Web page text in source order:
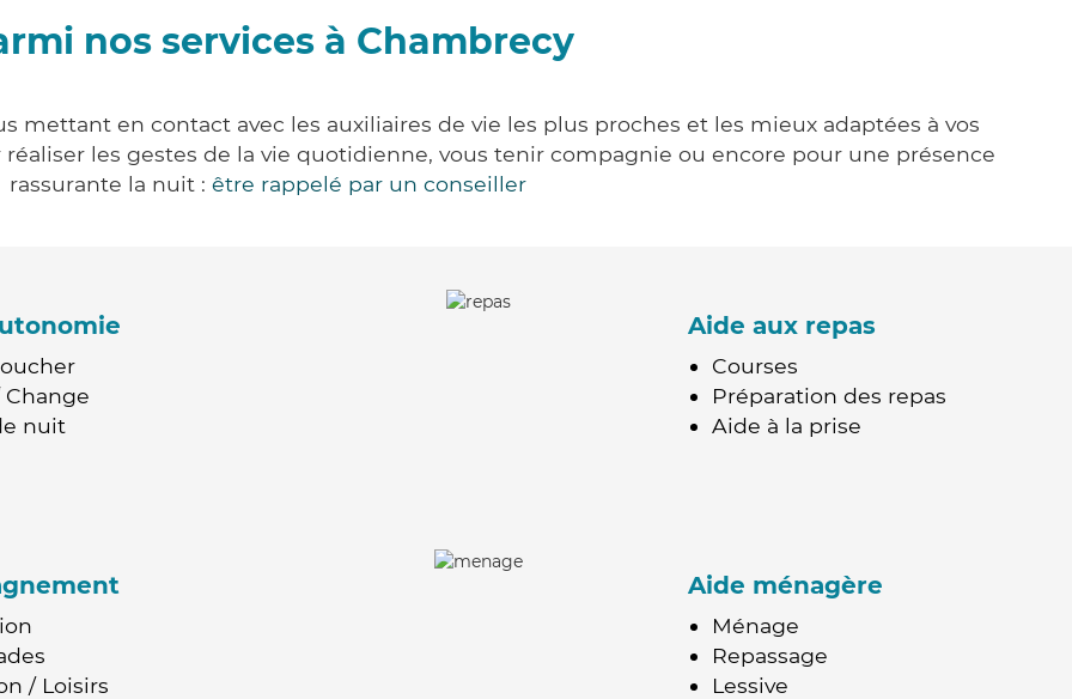
nos services à Chambrecy
mettant en contact avec les auxiliaires de vie les plus proches et les mieux adaptées à vos
les gestes de la vie quotidienne, vous tenir compagnie ou encore pour une présence
rassurante la nuit : être rappelé par un conseiller
nuit
Aide aux repas
Courses
Préparation des repas
Aide à la prise
/ Loisirs
Aide ménagère
Ménage
Repassage
Lessive